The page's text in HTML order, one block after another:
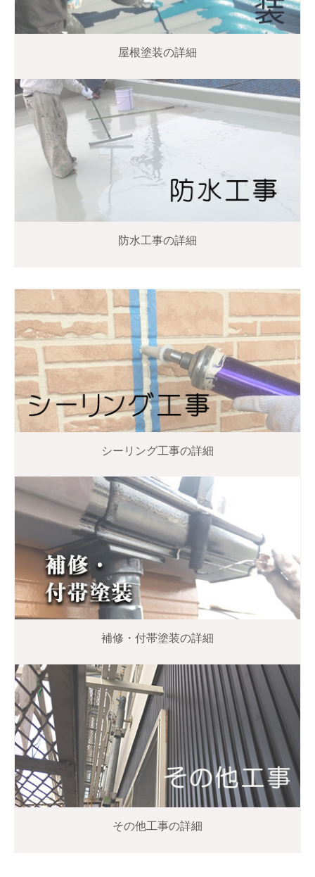
屋根塗装の詳細
防水工事の詳細
シーリング工事の詳細
補修・付帯塗装の詳細
その他工事の詳細